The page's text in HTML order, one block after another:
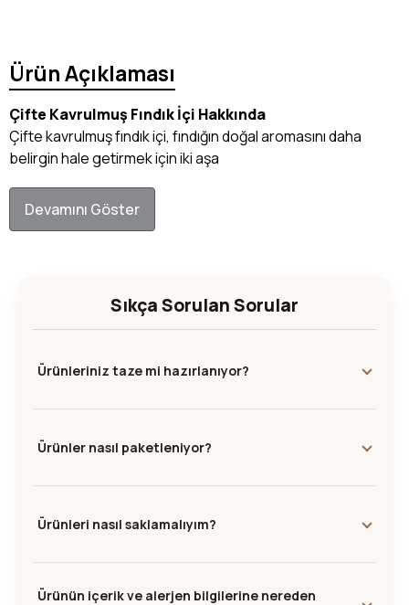
Ürün Açıklaması
Çifte Kavrulmuş Fındık İçi Hakkında
Çifte kavrulmuş fındık içi, fındığın doğal aromasını daha
belirgin hale getirmek için iki aşa
Devamını Göster
Sıkça Sorulan Sorular
Ürünleriniz taze mi hazırlanıyor?
Ürünler nasıl paketleniyor?
Ürünleri nasıl saklamalıyım?
Ürünün içerik ve alerjen bilgilerine nereden